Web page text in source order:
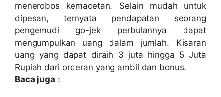
menerobos kemacetan. Selain mudah untuk
dipesan, ternyata pendapatan seorang
pengemudi go-jek perbulannya dapat
mengumpulkan uang dalam jumlah. Kisaran
uang yang dapat diraih 3 juta hingga 5 Juta
Rupiah dari orderan yang ambil dan bonus.
Baca juga :